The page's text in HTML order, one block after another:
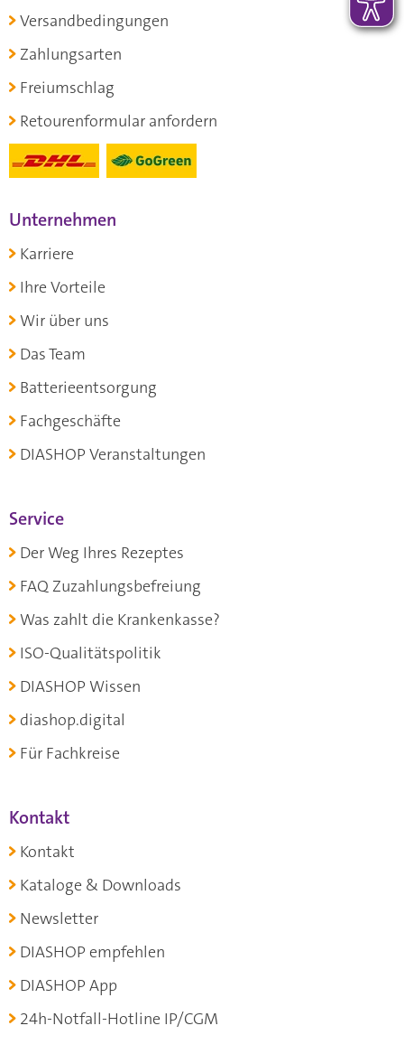
Versandbedingungen
Zahlungsarten
Freiumschlag
Retourenformular anfordern
Unternehmen
Karriere
Ihre Vorteile
Wir über uns
Das Team
Batterieentsorgung
Fachgeschäfte
DIASHOP Veranstaltungen
Service
Der Weg Ihres Rezeptes
FAQ Zuzahlungsbefreiung
Was zahlt die Krankenkasse?
ISO-Qualitätspolitik
DIASHOP Wissen
diashop.digital
Für Fachkreise
Kontakt
Kontakt
Kataloge & Downloads
Newsletter
DIASHOP empfehlen
DIASHOP App
24h-Notfall-Hotline IP/CGM